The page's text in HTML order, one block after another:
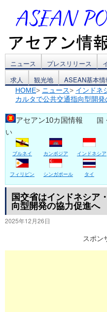
コ
ン
テ
ン
ツ
へ
ス
キ
ッ
ニュース プレスリリース
求人
観光地 ASEAN基本情
HOME> ニュース> インドネ
カルタで公共交通指向型開
アセアン10カ国情報 国・
い
ブルネイ カンボジア インドネシア
フィリピン シンガポール タイ
国交省はインドネシア
向型開発の協力促進へ
2025年12月26日
スポン